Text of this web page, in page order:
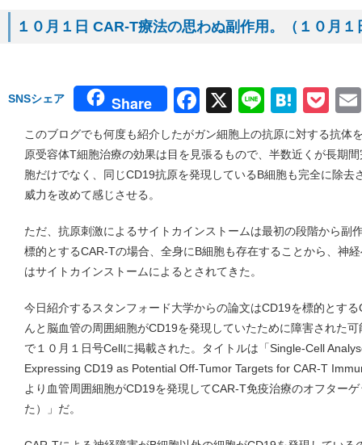
１０月１日 CAR-T療法の思わぬ副作用。（１０月
SNSシェア Share Facebook
X Line
このブログでも何度も紹介したがガン細胞上の抗原に対する抗体
原受容体T細胞治療の効果は目を見張るもので、半数近くが長期
胞だけでなく、同じCD19抗原を発現しているB細胞も完全に除去
威力を改めて感じさせる。
ただ、抗原刺激によるサイトカインストームは最初の段階から副
標的とするCAR-Tの場合、全身にB細胞も存在することから、神
はサイトカインストームによるとされてきた。
今日紹介するスタンフォード大学からの論文はCD19を標的とす
んと脳血管の周囲細胞がCD19を発現していたために障害された
で１０月１日号Cellに掲載された。タイトルは「Single-Cell
Expressing CD19 as Potential Off-Tumor Targets for CAR-T
より血管周囲細胞がCD19を発現してCAR-T免疫治療のオフター
た）」だ。